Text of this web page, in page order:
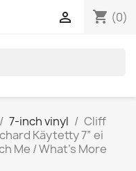
shopping_cart (0)

7-inch vinyl
Cliff
Käytetty 7” ei
Me / What's More